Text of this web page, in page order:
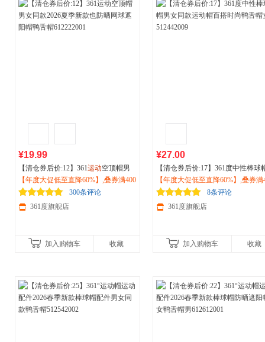
¥19.99
【清仓券后价:12】361运动空顶帽男
女同款2026夏季新款也防晒网球遮阳
帽鸭舌帽612222001
【年度大促低至直降60%】,叠券满400
减150/600减230,立即抢购！
300条评论
361度旗舰店
加入购物车 收藏
¥27.00
【清仓券后价:17】361度中性棒球
男女同款运动帽百搭时尚鸭舌帽女
442009
【年度大促低至直降60%】,叠券满
减150/600减230,立即抢购！
8条评论
361度旗舰店
加入购物车 收藏